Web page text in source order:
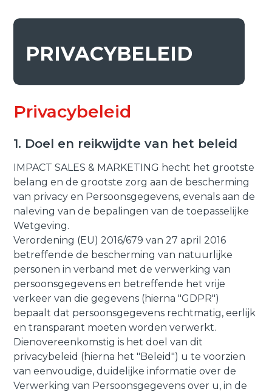
PRIVACYBELEID
Privacybeleid
1. Doel en reikwijdte van het beleid
IMPACT SALES & MARKETING hecht het grootste
belang en de grootste zorg aan de bescherming
van privacy en Persoonsgegevens, evenals aan de
naleving van de bepalingen van de toepasselijke
Wetgeving.
Verordening (EU) 2016/679 van 27 april 2016
betreffende de bescherming van natuurlijke
personen in verband met de verwerking van
persoonsgegevens en betreffende het vrije
verkeer van die gegevens (hierna "GDPR")
bepaalt dat persoonsgegevens rechtmatig, eerlijk
en transparant moeten worden verwerkt.
Dienovereenkomstig is het doel van dit
privacybeleid (hierna het "Beleid") u te voorzien
van eenvoudige, duidelijke informatie over de
Verwerking van Persoonsgegevens over u, in de